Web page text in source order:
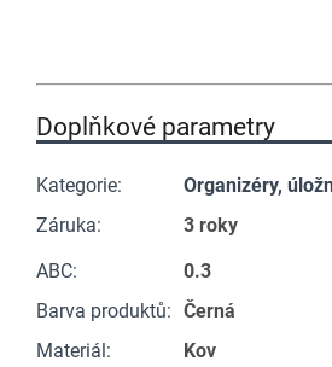
Doplňkové parametry
Kategorie:
Organizéry,
Záruka:
3 roky
ABC:
0.3
Barva produktů: Černá
Materiál:
Kov